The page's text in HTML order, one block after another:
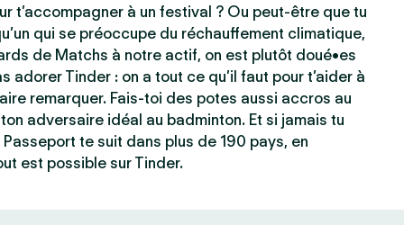
t’accompagner à un festival ? Ou peut-être que tu
qui se préoccupe du réchauffement climatique,
de Matchs à notre actif, on est plutôt doué•es
adorer Tinder : on a tout ce qu’il faut pour t’aider à
remarquer. Fais-toi des potes aussi accros au
adversaire idéal au badminton. Et si jamais tu
te suit dans plus de 190 pays, en
est possible sur Tinder.